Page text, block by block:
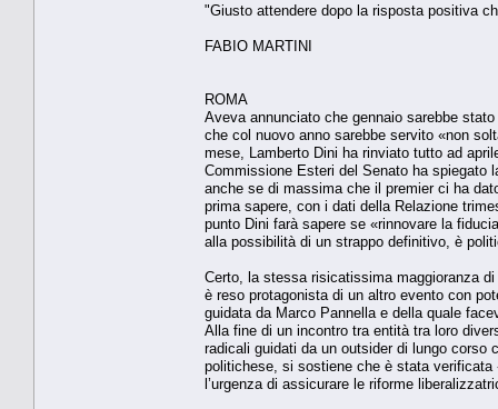
"Giusto attendere dopo la risposta positiva
FABIO MARTINI
ROMA
Aveva annunciato che gennaio sarebbe
che col nuovo anno sarebbe servito «non
mese, Lamberto Dini ha rinviato tutto ad
Commissione Esteri del Senato ha spiegato
anche se di massima che il premier ci ha
prima sapere, con i dati della Relazione
punto Dini farà sapere se «rinnovare la
alla possibilità di un strappo definitivo, è
Certo, la stessa risicatissima maggioranza
è reso protagonista di un altro evento con
guidata da Marco Pannella e della quale
Alla fine di un incontro tra entità tra loro
radicali guidati da un outsider di lungo corso
politichese, si sostiene che è stata verificata
l’urgenza di assicurare le riforme